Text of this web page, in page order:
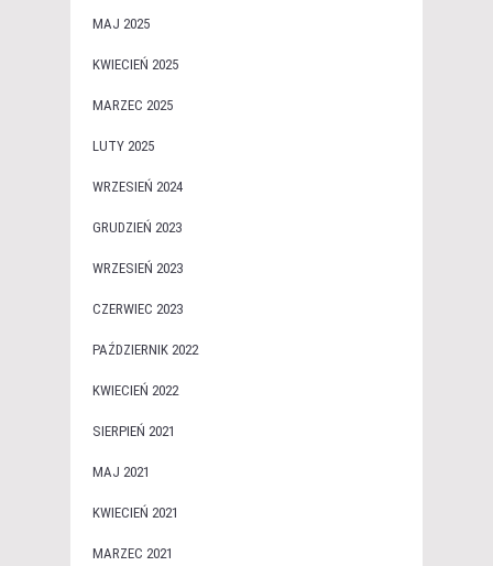
MAJ 2025
KWIECIEŃ 2025
MARZEC 2025
LUTY 2025
WRZESIEŃ 2024
GRUDZIEŃ 2023
WRZESIEŃ 2023
CZERWIEC 2023
PAŹDZIERNIK 2022
KWIECIEŃ 2022
SIERPIEŃ 2021
MAJ 2021
KWIECIEŃ 2021
MARZEC 2021